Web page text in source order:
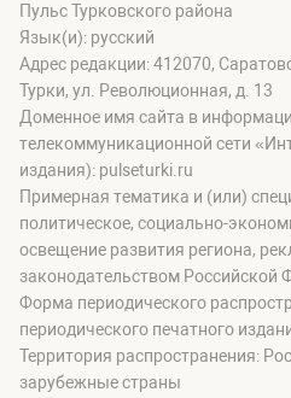
Пульс Турковского района
Язык(и): русский
Адрес редакции: 412070,
Турки, ул. Революционная, д. 13
Доменное имя сайта в
телекоммуникационной сети
издания): pulseturki.ru
Примерная тематика и (или)
политическое, социально-
освещение развития региона,
законодательством Российской
Форма периодического
периодического печатного
Территория распространения:
зарубежные страны